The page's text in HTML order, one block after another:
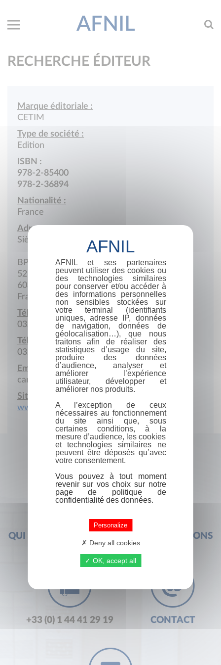
AFNIL
RECHERCHE ÉDITEUR
Marque éditoriale :
CETIM
Type de société :
Edition
ISBN :
978-2-85400
978-2-36894
Nationalité :
France
Adresse :
Siège social
BP 80067
52 Avenue Félix-Louat
60304 Senlis Cedex
France
Téléphone :
03.44.67.32.67
Télécopie :
03.44.67.35.39
Email :
carole.dufeutrelle@cetim.fr
Site Internet :
www.cetim.fr
QUI SOMMES-NOUS ? FOIRE AUX QUESTIONS
+33 (0) 1 44 41 29 19 CONTACT
AFNIL et ses partenaires
peuvent utiliser des cookies ou
des technologies similaires
pour conserver et/ou accéder à
des informations personnelles
non sensibles stockées sur
votre terminal (identifiants
uniques, adresse IP, données
de navigation, données de
géolocalisation…), que nous
traitons afin de réaliser des
statistiques d’usage du site,
produire des données
d’audience, analyser et
améliorer l’expérience
utilisateur, développer et
améliorer nos produits.
A l’exception de ceux
nécessaires au fonctionnement
du site ainsi que, sous
certaines conditions, à la
mesure d’audience, les cookies
et technologies similaires ne
peuvent être déposés qu’avec
votre consentement.
Vous pouvez à tout moment
revenir sur vos choix sur notre
page de politique de
confidentialité des données.
Personalize
Deny all cookies
OK, accept all